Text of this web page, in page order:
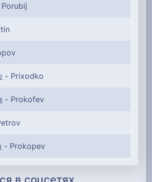
- Prixodko
- Prokofev
- Prokopev